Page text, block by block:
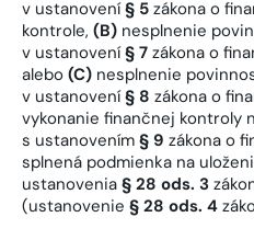
v ustanovení§ 5 zákona o
kontrole, (B) nesplnenie
v ustanovení§ 7 zákona o
alebo (C) nesplnenie
v ustanovení§ 8 zákona o
vykonanie finančnej kontroly
s ustanovením § 9 zákona o
splnená podmienka na
ustanovenia § 28 ods. 3
(ustanovenie § 28 ods. 4